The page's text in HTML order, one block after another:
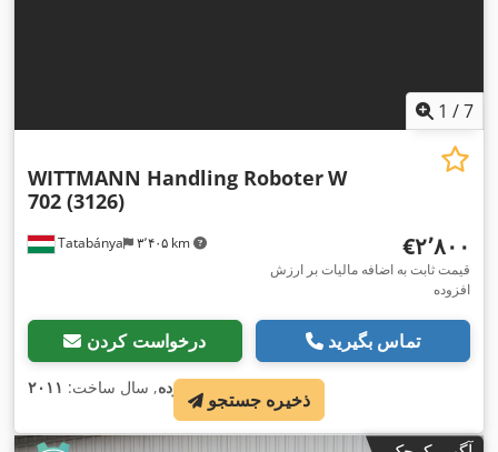
1 /7
Tatabánya ۳٬۴۰۵ km
WITTMANN Handling RoboterW
702 (3126)
‎€۲٬۸۰۰
قیمت ثابت به اضافه مالیات بر ارزش
افزوده
درخواست کردن تماس بگیرید
کارکرده, سال ساخت: ۲۰۱۱
ذخیره جستجو